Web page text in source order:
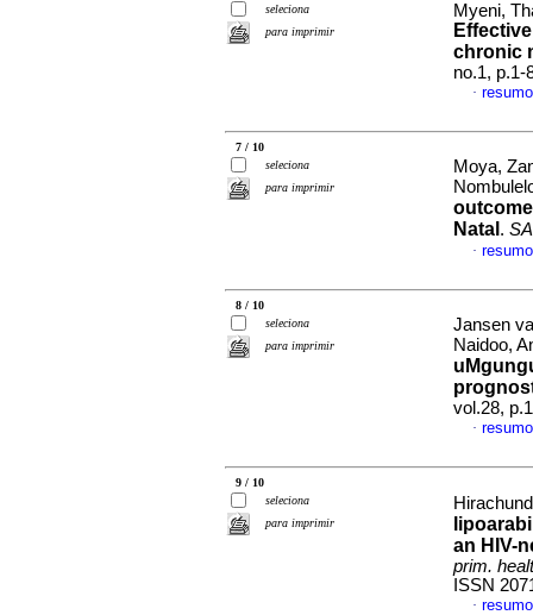
seleciona
para imprimir
Myeni,
chronic
no.1, p.1-
·
7 / 10
seleciona
para imprimir
Moya,
Natal .
·
8 / 10
seleciona
para imprimir
Jansen
Naidoo,
vol.28,
·
9 / 10
seleciona
para imprimir
an HIV-
prim.
ISSN
·